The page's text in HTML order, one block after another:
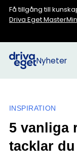
Få tillgång till
Driva Eget
Nyheter
INSPIRATION
5 vanliga
tacklar